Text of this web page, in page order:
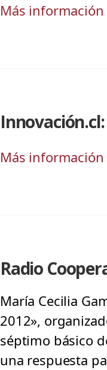
Más información
Más información
Radio
María Cecilia
2012»,
séptimo básico
una respuesta